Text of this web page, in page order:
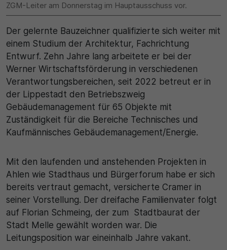
ZGM-Leiter am Donnerstag im Hauptausschuss vor.
Der gelernte Bauzeichner qualifizierte sich weiter mit
einem Studium der Architektur, Fachrichtung
Entwurf. Zehn Jahre lang arbeitete er bei der
Werner Wirtschaftsförderung in verschiedenen
Verantwortungsbereichen, seit 2022 betreut er in
der Lippestadt den Betriebszweig
Gebäudemanagement für 65 Objekte mit
Zuständigkeit für die Bereiche Technisches und
Kaufmännisches Gebäudemanagement/Energie.
Mit den laufenden und anstehenden Projekten in
Ahlen wie Stadthaus und Bürgerforum habe er sich
bereits vertraut gemacht, versicherte Cramer in
seiner Vorstellung. Der dreifache Familienvater folgt
auf Florian Schmeing, der zum Stadtbaurat der
Stadt Melle gewählt worden war. Die
Leitungsposition war eineinhalb Jahre vakant.